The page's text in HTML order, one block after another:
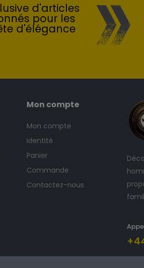
d'articles
pour les
d'élégance
Mon compte
Mon compte
Identité
Panier
Commande
Contactez-nous